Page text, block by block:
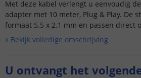
Met deze kabel verlengt u eenvoudig
adapter met 10 meter, Plug & Play. De
formaat 5.5 x 2.1 mm en passen direct
controllers, dim...
Bekijk volledige omschrijving
U ontvangt het